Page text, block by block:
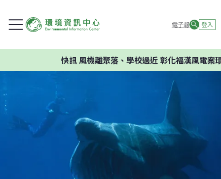
電子報 登入
快訊風機離聚落、學校過近 彰化福漢風電案環委